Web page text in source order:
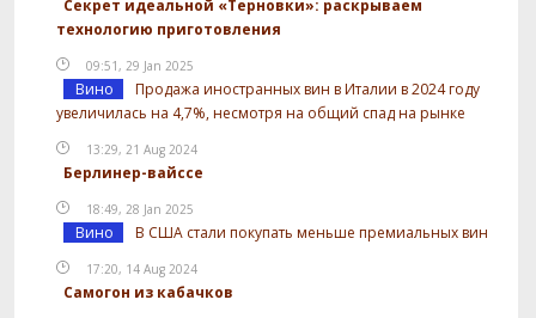
Секрет идеальной «Терновки»: раскрываем
технологию приготовления
09:51, 29 Jan 2025
Вино
Продажа иностранных вин в Италии в 2024 году
увеличилась на 4,7%, несмотря на общий спад на рынке
13:29, 21 Aug 2024
Берлинер-вайссе
18:49, 28 Jan 2025
Вино В США стали покупать меньше премиальных вин
17:20, 14 Aug 2024
Самогон из кабачков